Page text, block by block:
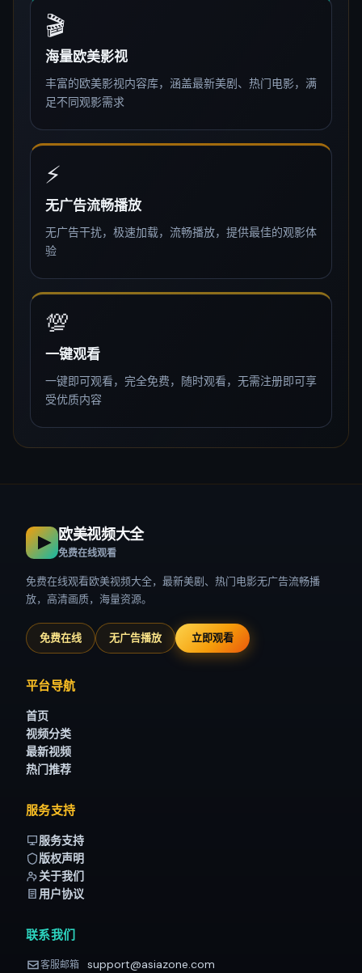
🎬
海量欧美影视
丰富的欧美影视内容库，涵盖最新美剧、热门电影，满
足不同观影需求
⚡
无广告流畅播放
无广告干扰，极速加载，流畅播放，提供最佳的观影体
验
💯
一键观看
一键即可观看，完全免费，随时观看，无需注册即可享
受优质内容
欧美视频大全
免费在线观看
免费在线观看欧美视频大全，最新美剧、热门电影无广告流畅播
放，高清画质，海量资源。
免费在线 无广告播放 立即观看
平台导航
首页
视频分类
最新视频
热门推荐
服务支持
服务支持
版权声明
关于我们
用户协议
联系我们
客服邮箱 support@asiazone.com